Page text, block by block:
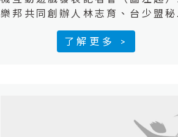
樂邦共同創辦人林志育、台少盟秘
長張祐嘉、監察院國家人權委員會
逆風計畫創辦人葉大華、全家便利
戲。全家便利商店攜手台少盟逆風
畫，今日推出「雞密任務～出動！
了解更多 >